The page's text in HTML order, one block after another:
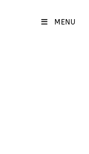
MENU